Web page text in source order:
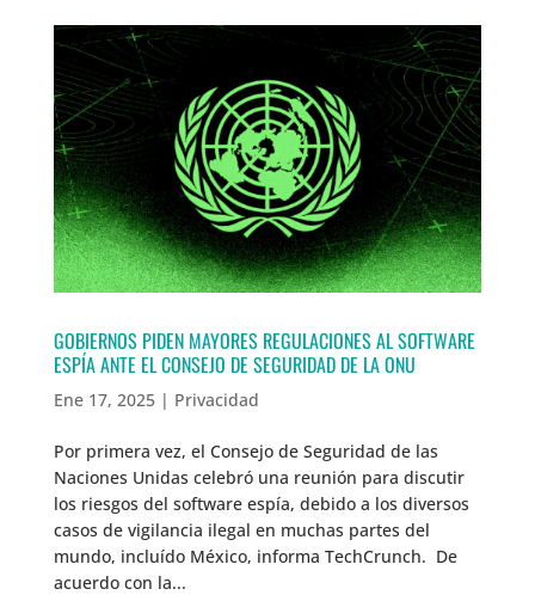
GOBIERNOS PIDEN MAYORES REGULACIONES AL SOFTWARE
ESPÍA ANTE EL CONSEJO DE SEGURIDAD DE LA ONU
Ene 17, 2025| Privacidad
Por primera vez, el Consejo de Seguridad de las
Naciones Unidas celebró una reunión para discutir
los riesgos del software espía, debido a los diversos
casos de vigilancia ilegal en muchas partes del
mundo, incluído México, informa TechCrunch. De
acuerdo con la...